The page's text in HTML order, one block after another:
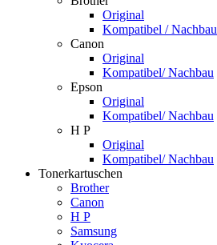
Original
Kompatibel / Nachbau
Canon
Original
Kompatibel/ Nachbau
Epson
Original
Kompatibel/ Nachbau
H P
Original
Kompatibel/ Nachbau
Tonerkartuschen
Brother
Canon
H P
Samsung